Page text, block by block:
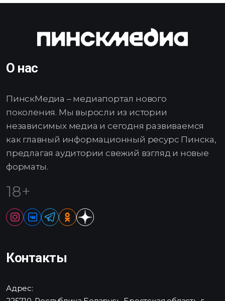
О нас
ПинскМедиа – медиапортал нового
поколения. Мы выросли из истории
независимых медиа и сегодня развиваемся
как главный информационный ресурс Пинска,
предлагая аудитории свежий взгляд и новые
форматы.
18+
Контакты
Адрес: